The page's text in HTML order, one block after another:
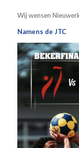
Wij wensen
Namens de JTC